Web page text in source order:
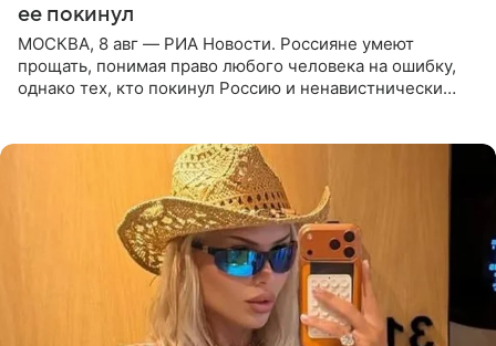
ее покинул
МОСКВА, 8 авг — РИА Новости. Россияне умеют
прощать, понимая право любого человека на ошибку,
однако тех, кто покинул Россию и ненавистнически